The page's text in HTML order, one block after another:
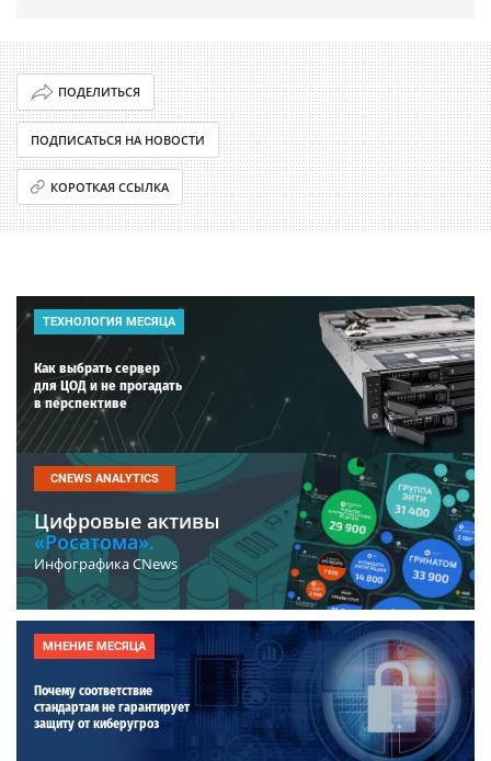
ПОДЕЛИТЬСЯ
ПОДПИСАТЬСЯ НА НОВОСТИ
КОРОТКАЯ ССЫЛКА
ТЕХНОЛОГИЯ МЕСЯЦА
Как выбрать сервер
для ЦОД и не прогадать
в перспективе
CNEWS ANALYTICS
Цифровые активы
«Росатома».
Инфографика CNews
МНЕНИЕ МЕСЯЦА
Почему соответствие
стандартам не гарантирует
защиту от киберугроз